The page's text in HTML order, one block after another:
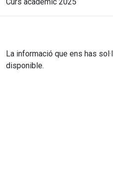
La informació que ens has
disponible.